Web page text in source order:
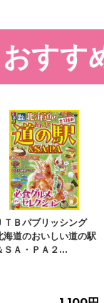
おすす
講談社 ちいかわ
か小さくてかわいい
つ ７ １冊